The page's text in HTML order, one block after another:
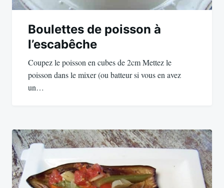
Boulettes de poisson à
l’escabêche
Coupez le poisson en cubes de 2cm Mettez le
poisson dans le mixer (ou batteur si vous en avez
un…